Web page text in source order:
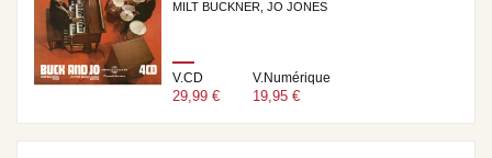
MILT BUCKNER, JO JONES
V.CD
29,99 €
V.Numérique
19,95 €